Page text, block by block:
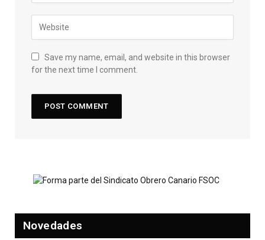
Save my name, email, and website in this browser
for the next time I comment.
Novedades